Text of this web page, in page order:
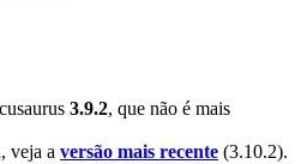
3.9.2, que não é mais
veja a versão mais recente (3.10.2).